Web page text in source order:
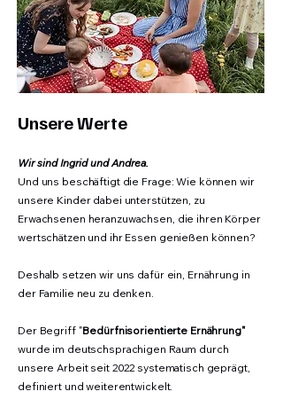
Unsere Werte
Wir sind Ingrid und Andrea.
Und uns beschäftigt die Frage: Wie können wir
unsere Kinder dabei unterstützen, zu
Erwachsenen heranzuwachsen, die ihren Körper
wertschätzen und ihr Essen genießen können?
Deshalb setzen wir uns dafür ein, Ernährung in
der Familie neu zu denken.
Der Begriff "Bedürfnisorientierte Ernährung"
wurde im deutschsprachigen Raum durch
unsere Arbeit seit 2022 systematisch geprägt,
definiert und weiterentwickelt.